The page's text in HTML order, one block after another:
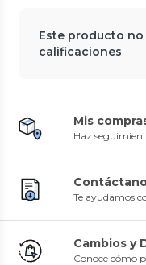
Este producto
calificaciones
Mis
Haz
Te ayudamos
Cambios y
Conoce cómo